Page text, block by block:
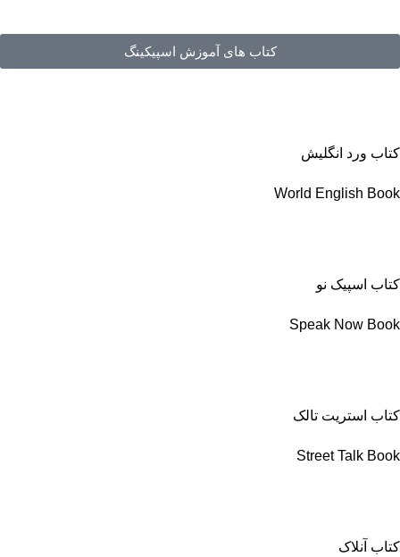
کتاب های آموزش اسپیکینگ
کتاب ورد انگلیش
World English Book
کتاب اسپیک نو
Speak Now Book
کتاب استریت تالک
Street Talk Book
کتاب آنلاک